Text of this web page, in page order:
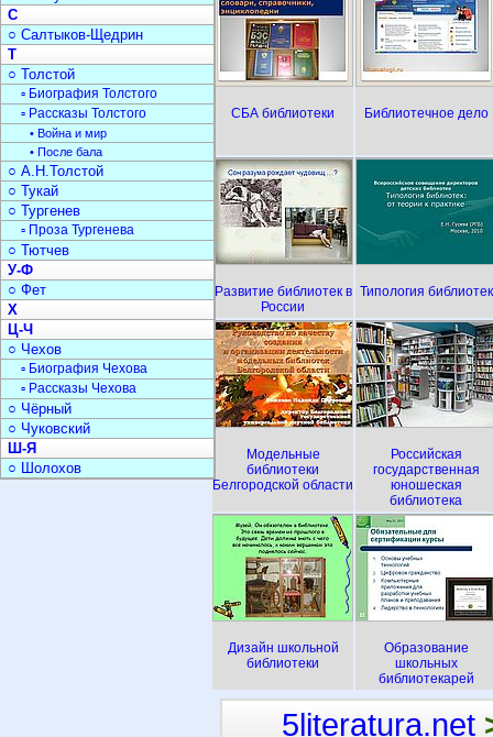
СБА библиотеки Библиотечное дело
Развитие библиотек в
России
Типология библиотек
Модельные
библиотеки
Белгородской области
Российская
государственная
юношеская
библиотека
Дизайн школьной
библиотеки
Образование
школьных
библиотекарей
С
○ Салтыков-Щедрин
Т
○ Толстой
▫ Биография Толстого
▫ Рассказы Толстого
• Война и мир
• После бала
○ А.Н.Толстой
○ Тукай
○ Тургенев
▫ Проза Тургенева
○ Тютчев
У-Ф
○ Фет
Х
Ц-Ч
○ Чехов
▫ Биография Чехова
▫ Рассказы Чехова
○ Чёрный
○ Чуковский
Ш-Я
○ Шолохов
5literatura.net